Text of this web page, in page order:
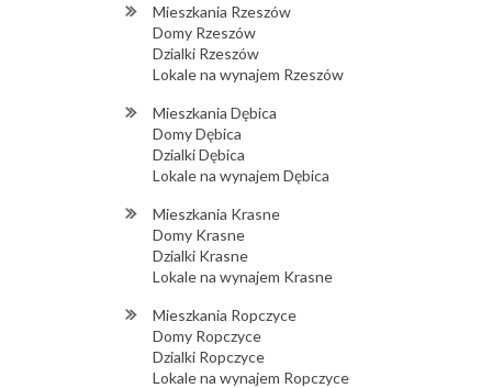
Mieszkania Rzeszów
Domy Rzeszów
Dzialki Rzeszów
Lokale na wynajem Rzeszów
Mieszkania Dębica
Domy Dębica
Dzialki Dębica
Lokale na wynajem Dębica
Mieszkania Krasne
Domy Krasne
Dzialki Krasne
Lokale na wynajem Krasne
Mieszkania Ropczyce
Domy Ropczyce
Dzialki Ropczyce
Lokale na wynajem Ropczyce